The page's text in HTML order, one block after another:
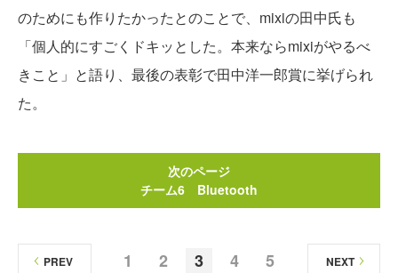
のためにも作りたかったとのことで、mixiの田中氏も
「個人的にすごくドキッとした。本来ならmixiがやるべ
きこと」と語り、最後の表彰で田中洋一郎賞に挙げられ
た。
次のページ
チーム6 Bluetooth
1 2 3 4 5
PREV NEXT